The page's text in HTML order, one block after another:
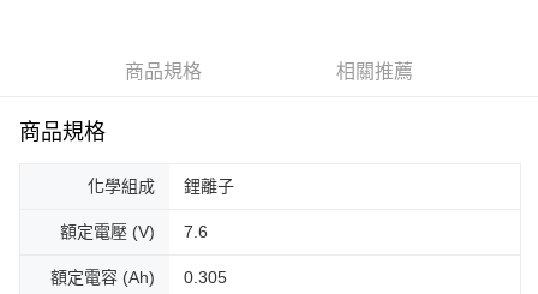
每筆NT$100，滿NT$1,000(含以上)免運費
商品規格 相關推薦
商品規格
化學組成 鋰離子
額定電壓 (V) 7.6
額定電容 (Ah) 0.305